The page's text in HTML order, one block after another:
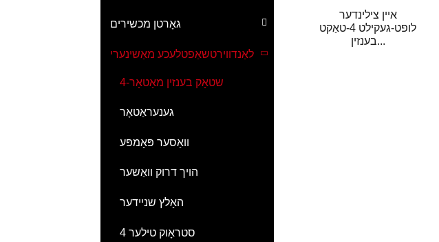
גאָרטן מכשירים
לאַנדווירטשאַפטלעכע מאַשינערי
4-שטאָק בענזין מאָטאָר
גענעראַטאָר
וואַסער פּאָמפּע
הויך דרוק וואַשער
האָלץ שניידער
4 סטראָוק טילער
איין צילינדער
לופט-געקילט 4-טאַקט
בענזין...